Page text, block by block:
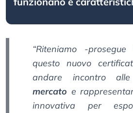
“Riteniamo -
questo nuovo
andare incontro
mercato e
innovativa per